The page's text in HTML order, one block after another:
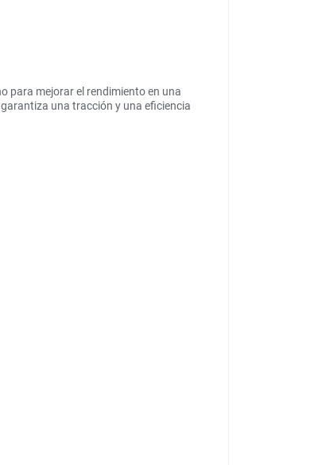
para mejorar el rendimiento en una
una tracción y una eficiencia